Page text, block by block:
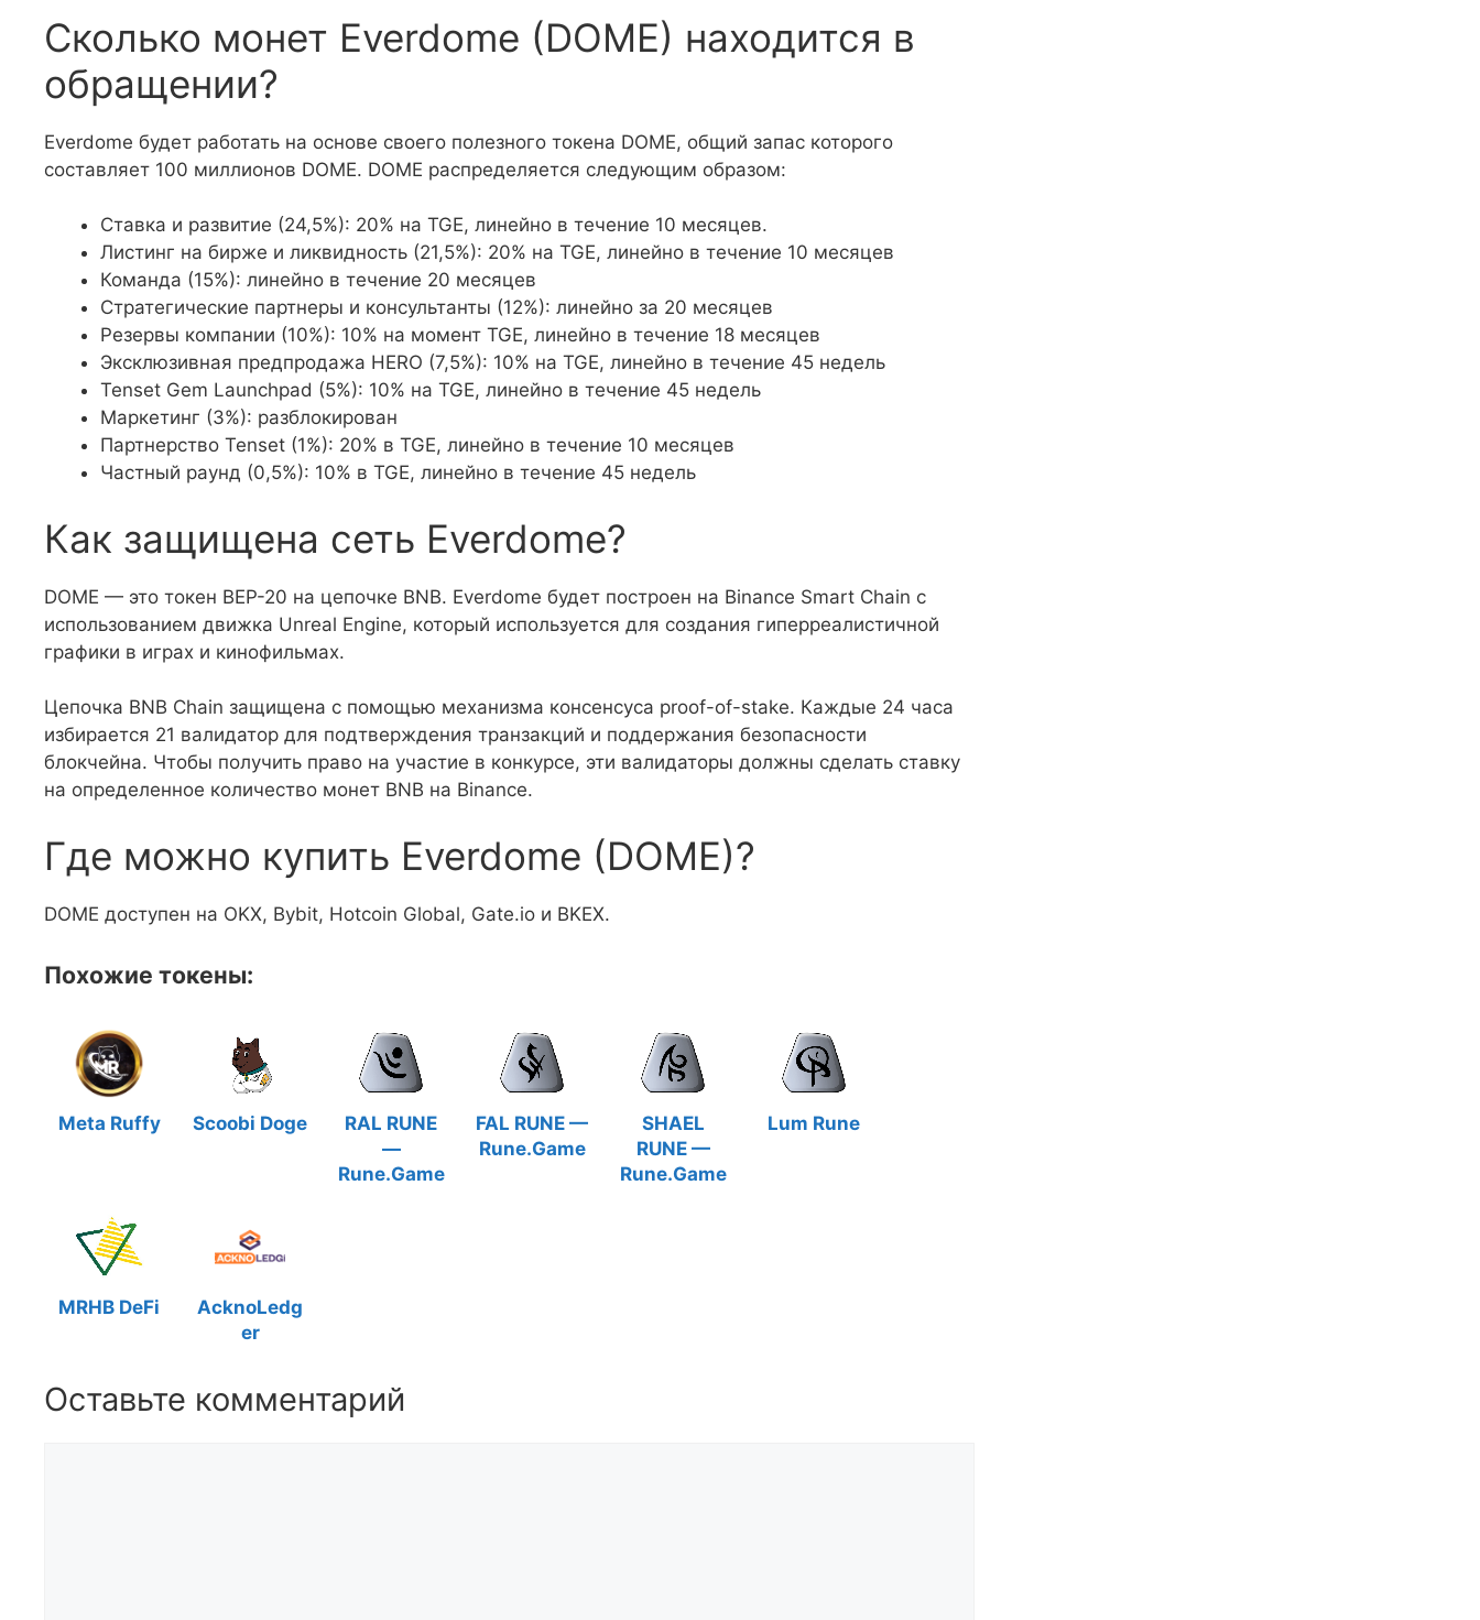
Сколько монет Everdome (DOME) находится в
обращении?
Everdome будет работать на основе своего полезного токена DOME, общий запас которого
составляет 100 миллионов DOME. DOME распределяется следующим образом:
Ставка и развитие (24,5%): 20% на TGE, линейно в течение 10 месяцев.
Листинг на бирже и ликвидность (21,5%): 20% на TGE, линейно в течение 10 месяцев
Команда (15%): линейно в течение 20 месяцев
Стратегические партнеры и консультанты (12%): линейно за 20 месяцев
Резервы компании (10%): 10% на момент TGE, линейно в течение 18 месяцев
Эксклюзивная предпродажа HERO (7,5%): 10% на TGE, линейно в течение 45 недель
Tenset Gem Launchpad (5%): 10% на TGE, линейно в течение 45 недель
Маркетинг (3%): разблокирован
Партнерство Tenset (1%): 20% в TGE, линейно в течение 10 месяцев
Частный раунд (0,5%): 10% в TGE, линейно в течение 45 недель
Как защищена сеть Everdome?
DOME — это токен BEP-20 на цепочке BNB. Everdome будет построен на Binance Smart Chain с
использованием движка Unreal Engine, который используется для создания гиперреалистичной
графики в играх и кинофильмах.
Цепочка BNB Chain защищена с помощью механизма консенсуса proof-of-stake. Каждые 24 часа
избирается 21 валидатор для подтверждения транзакций и поддержания безопасности
блокчейна. Чтобы получить право на участие в конкурсе, эти валидаторы должны сделать ставку
на определенное количество монет BNB на Binance.
Где можно купить Everdome (DOME)?
DOME доступен на OKX, Bybit, Hotcoin Global, Gate.io и BKEX.
Похожие токены:
Meta Ruffy Scoobi Doge
RAL RUNE
—
Rune.Game
FAL RUNE —
Rune.Game
SHAEL
RUNE —
Rune.Game
Lum Rune
MRHB DeFi
AcknoLedg
er
Оставьте комментарий